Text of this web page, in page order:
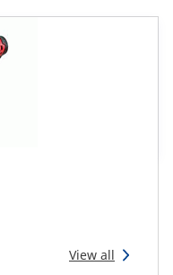
View all